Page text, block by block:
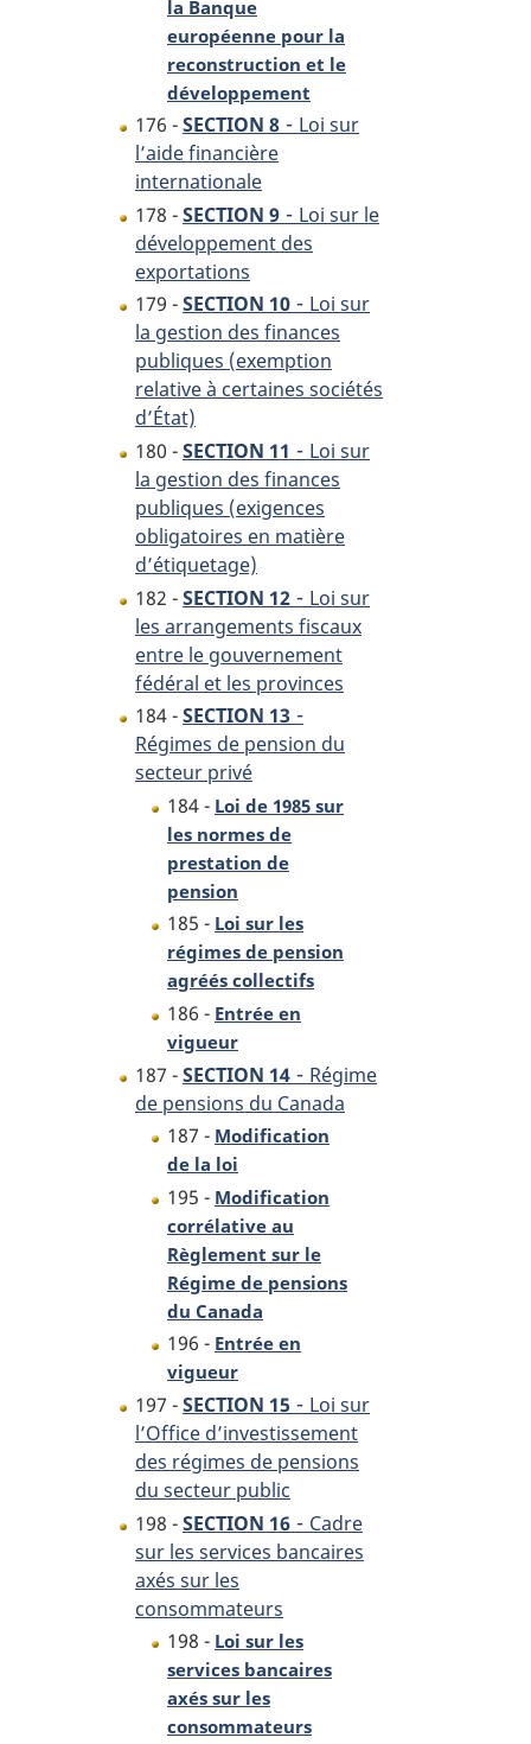
la Banque
européenne pour la
reconstruction et le
développement
176 -SECTION 8 - Loi sur
l’aide financière
internationale
178 -SECTION 9 - Loi sur le
développement des
exportations
179 -SECTION 10 - Loi sur
la gestion des finances
publiques (exemption
relative à certaines sociétés
d’État)
180 -SECTION 11 - Loi sur
la gestion des finances
publiques (exigences
obligatoires en matière
d’étiquetage)
182 -SECTION 12 - Loi sur
les arrangements fiscaux
entre le gouvernement
fédéral et les provinces
184 -SECTION 13 -
Régimes de pension du
secteur privé
184 - Loi de 1985 sur
les normes de
prestation de
pension
185 - Loi sur les
régimes de pension
agréés collectifs
186 - Entrée en
vigueur
187 -SECTION 14 - Régime
de pensions du Canada
187 - Modification
de la loi
195 - Modification
corrélative au
Règlement sur le
Régime de pensions
du Canada
196 - Entrée en
vigueur
197 -SECTION 15 - Loi sur
l’Office d’investissement
des régimes de pensions
du secteur public
198 -SECTION 16 - Cadre
sur les services bancaires
axés sur les
consommateurs
198 - Loi sur les
services bancaires
axés sur les
consommateurs